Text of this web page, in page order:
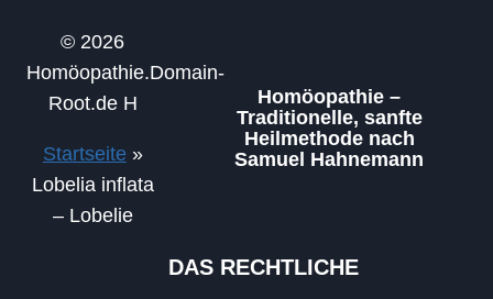
© 2026
Homöopathie.Domain-
Root.de H
Startseite»
Lobelia inflata
– Lobelie
Homöopathie –
Traditionelle, sanfte
Heilmethode nach
Samuel Hahnemann
DAS RECHTLICHE